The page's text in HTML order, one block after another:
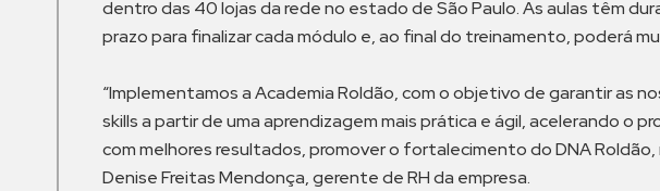
dentro das 40 lojas da rede no estado de São Paulo. As aulas têm
prazo para finalizar cada módulo e, ao final do treinamento, poderá
“Implementamos a Academia Roldão, com o objetivo de garantir as
skills a partir de uma aprendizagem mais prática e ágil, acelerando o
com melhores resultados, promover o fortalecimento do DNA
Denise Freitas Mendonça, gerente de RH da empresa.